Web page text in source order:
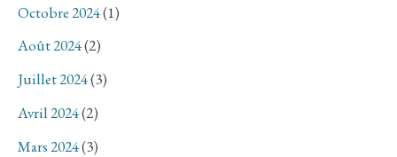
Octobre 2024(1)
Août 2024(2)
Juillet 2024(3)
Avril 2024(2)
Mars 2024(3)